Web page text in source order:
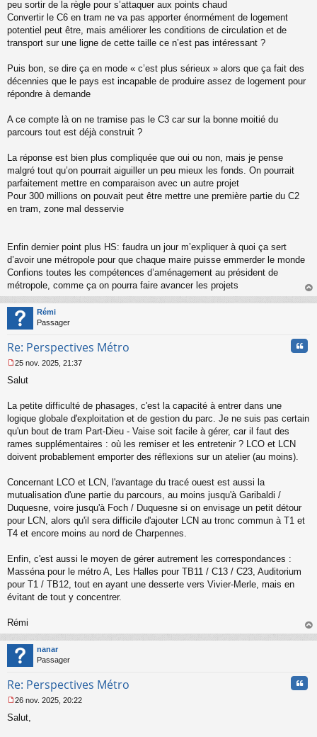
s
s
g
e
o
n
u
peu sortir de la règle pour s’attaquer aux points chaud
Convertir le C6 en tram ne va pas apporter énormément de logement
potentiel peut être, mais améliorer les conditions de circulation et de
transport sur une ligne de cette taille ce n’est pas intéressant ?
Puis bon, se dire ça en mode « c’est plus sérieux » alors que ça fait des
décennies que le pays est incapable de produire assez de logement pour
répondre à demande
A ce compte là on ne tramise pas le C3 car sur la bonne moitié du
parcours tout est déjà construit ?
La réponse est bien plus compliquée que oui ou non, mais je pense
malgré tout qu’on pourrait aiguiller un peu mieux les fonds. On pourrait
parfaitement mettre en comparaison avec un autre projet
Pour 300 millions on pouvait peut être mettre une première partie du C2
en tram, zone mal desservie
Enfin dernier point plus HS: faudra un jour m’expliquer à quoi ça sert
d’avoir une métropole pour que chaque maire puisse emmerder le monde
Confions toutes les compétences d’aménagement au président de
métropole, comme ça on pourra faire avancer les projets
au
Rémi
Passager
Re: Perspectives Métro
e
s
g
e
n
o
u
25 nov. 2025, 21:37
Salut
La petite difficulté de phasages, c'est la capacité à entrer dans une
logique globale d'exploitation et de gestion du parc. Je ne suis pas certain
qu'un bout de tram Part-Dieu - Vaise soit facile à gérer, car il faut des
rames supplémentaires : où les remiser et les entretenir ? LCO et LCN
doivent probablement emporter des réflexions sur un atelier (au moins).
Concernant LCO et LCN, l'avantage du tracé ouest est aussi la
mutualisation d'une partie du parcours, au moins jusqu'à Garibaldi /
Duquesne, voire jusqu'à Foch / Duquesne si on envisage un petit détour
pour LCN, alors qu'il sera difficile d'ajouter LCN au tronc commun à T1 et
T4 et encore moins au nord de Charpennes.
Enfin, c'est aussi le moyen de gérer autrement les correspondances :
Masséna pour le métro A, Les Halles pour TB11 / C13 / C23, Auditorium
pour T1 / TB12, tout en ayant une desserte vers Vivier-Merle, mais en
évitant de tout y concentrer.
Rémi
au
nanar
Passager
Re: Perspectives Métro
e
26 nov. 2025, 20:22
Salut,